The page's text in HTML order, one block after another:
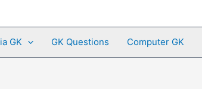
GK GK Questions Computer GK